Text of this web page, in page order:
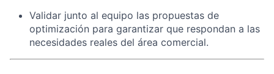
Validar junto al equipo las propuestas de
optimización para garantizar que respondan a las
necesidades reales del área comercial.